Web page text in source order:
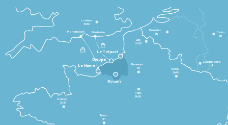
Le Havre
Dieppe
Le Tréport
Rennes
2h30
Tours
3h
Paris
1h30
Beauvais
1h
Reims
2h45
Lille
2h30
Bruxelles
3h
Londres
3h30
Newhaven
Portsmouth
Bonn
5h
Luxembourg
4h
Rouen